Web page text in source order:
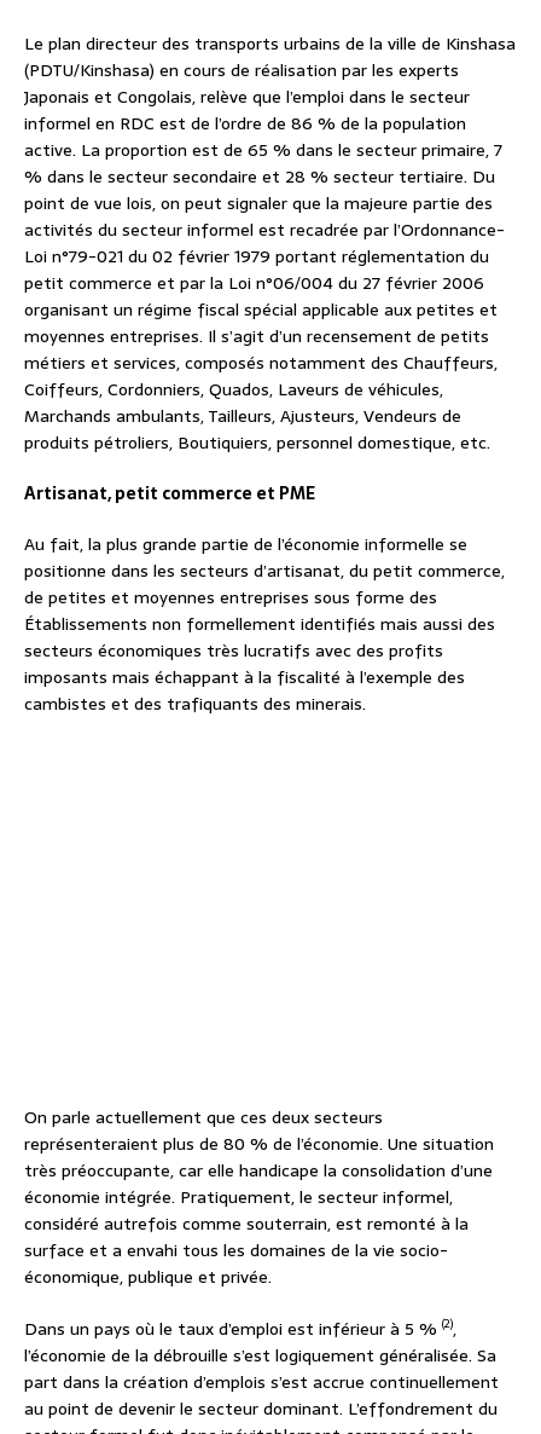
Le plan directeur des transports urbains de la ville de Kinshasa
(PDTU/Kinshasa) en cours de réalisation par les experts
Japonais et Congolais, relève que l’emploi dans le secteur
informel en RDC est de l’ordre de 86 % de la population
active. La proportion est de 65 % dans le secteur primaire, 7
% dans le secteur secondaire et 28 % secteur tertiaire. Du
point de vue lois, on peut signaler que la majeure partie des
activités du secteur informel est recadrée par l’Ordonnance-
Loi n°79-021 du 02 février 1979 portant réglementation du
petit commerce et par la Loi n°06/004 du 27 février 2006
organisant un régime fiscal spécial applicable aux petites et
moyennes entreprises. Il s’agit d’un recensement de petits
métiers et services, composés notamment des Chauffeurs,
Coiffeurs, Cordonniers, Quados, Laveurs de véhicules,
Marchands ambulants, Tailleurs, Ajusteurs, Vendeurs de
produits pétroliers, Boutiquiers, personnel domestique, etc.
Artisanat, petit commerce et PME
Au fait, la plus grande partie de l’économie informelle se
positionne dans les secteurs d’artisanat, du petit commerce,
de petites et moyennes entreprises sous forme des
Établissements non formellement identifiés mais aussi des
secteurs économiques très lucratifs avec des profits
imposants mais échappant à la fiscalité à l’exemple des
cambistes et des trafiquants des minerais.
On parle actuellement que ces deux secteurs
représenteraient plus de 80 % de l’économie. Une situation
très préoccupante, car elle handicape la consolidation d’une
économie intégrée. Pratiquement, le secteur informel,
considéré autrefois comme souterrain, est remonté à la
surface et a envahi tous les domaines de la vie socio-
économique, publique et privée.
Dans un pays où le taux d’emploi est inférieur à 5 % (2),
l’économie de la débrouille s’est logiquement généralisée. Sa
part dans la création d’emplois s’est accrue continuellement
au point de devenir le secteur dominant. L’effondrement du